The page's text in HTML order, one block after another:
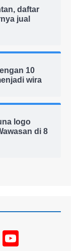
daftar
jual
10
wira
logo
di 8
Y